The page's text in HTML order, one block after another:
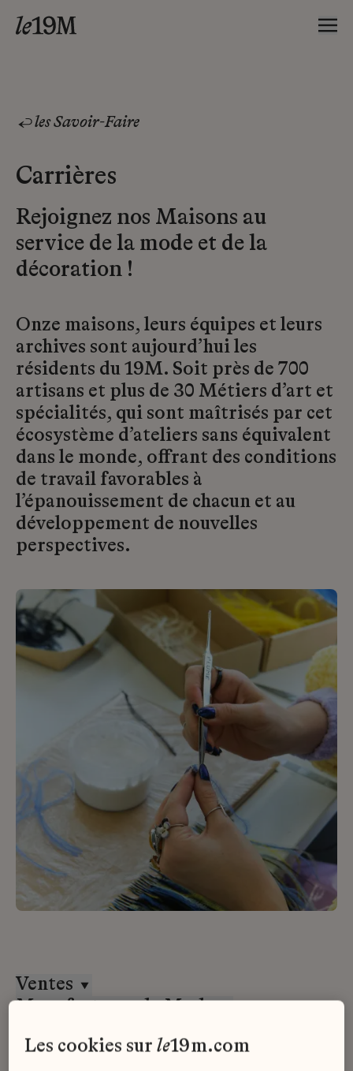
les Savoir-Faire
Carrières
Rejoignez nos Maisons au
service de la mode et de la
décoration !
Onze maisons, leurs équipes et leurs
archives sont aujourd’hui les
résidents du 19M. Soit près de 700
artisans et plus de 30 Métiers d’art et
spécialités, qui sont maîtrisés par cet
écosystème d’ateliers sans équivalent
dans le monde, offrant des conditions
de travail favorables à
l’épanouissement de chacun et au
développement de nouvelles
perspectives.
Ventes
Manufactures de Mode
les cookies surle19m.com